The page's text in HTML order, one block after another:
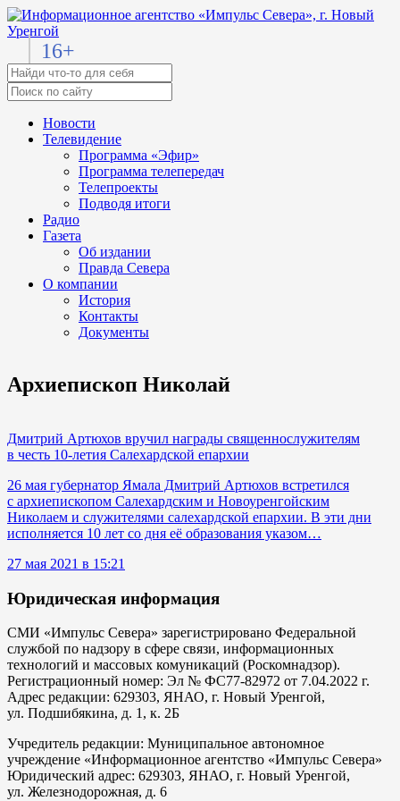
16+
Новости
Телевидение
Программа «Эфир»
Программа телепередач
Телепроекты
Подводя итоги
Радио
Газета
Об издании
Правда Севера
О компании
История
Контакты
Документы
Архиепископ Николай
Дмитрий Артюхов вручил награды священнослужителям
в честь 10-летия Салехардской епархии
26 мая губернатор Ямала Дмитрий Артюхов встретился
с архиепископом Салехардским и Новоуренгойским
Николаем и служителями салехардской епархии. В эти дни
исполняется 10 лет со дня её образования указом…
27 мая 2021 в 15:21
Юридическая информация
СМИ «Импульс Севера» зарегистрировано Федеральной
службой по надзору в сфере связи, информационных
технологий и массовых комуникаций (Роскомнадзор).
Регистрационный номер: Эл № ФС77-82972 от 7.04.2022 г.
Адрес редакции: 629303, ЯНАО, г. Новый Уренгой,
ул. Подшибякина, д. 1, к. 2Б
Учредитель редакции: Муниципальное автономное
учреждение «Информационное агентство «Импульс Севера»
Юридический адрес: 629303, ЯНАО, г. Новый Уренгой,
ул. Железнодорожная, д. 6